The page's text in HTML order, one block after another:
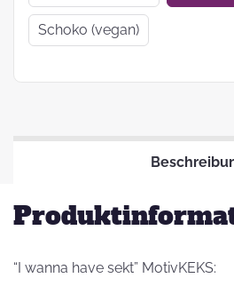
Schoko (vegan)
“I wanna have sekt” MotivKEKS: